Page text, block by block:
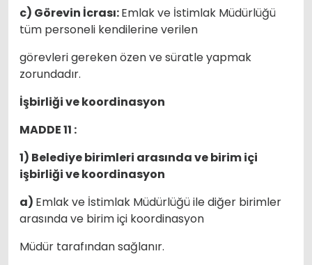
c) Görevin İcrası:Emlak ve İstimlak Müdürlüğü
tüm personeli kendilerine verilen
görevleri gereken özen ve süratle yapmak
zorundadır.
İşbirliği ve koordinasyon
MADDE 11 :
1) Belediye birimleri arasında ve birim içi
işbirliği ve koordinasyon
a) Emlak ve İstimlak Müdürlüğü ile diğer birimler
arasında ve birim içi koordinasyon
Müdür tarafından sağlanır.